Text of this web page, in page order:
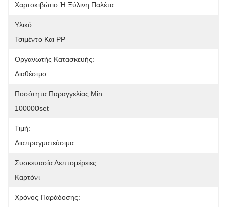
Χαρτοκιβώτιο Ή Ξύλινη Παλέτα
Υλικό:
Τσιμέντο Και PP
Οργανωτής Κατασκευής:
Διαθέσιμο
Ποσότητα Παραγγελίας Min:
100000set
Τιμή:
Διαπραγματεύσιμα
Συσκευασία Λεπτομέρειες:
Καρτόνι
Χρόνος Παράδοσης: